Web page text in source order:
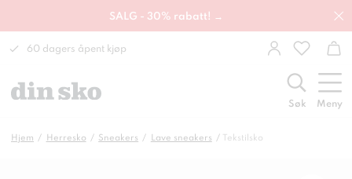
SALG - 30% rabatt! →
60 dagers åpent kjøp
Søk Meny
Hjem Herresko Sneakers Lave sneakers Tekstilsko